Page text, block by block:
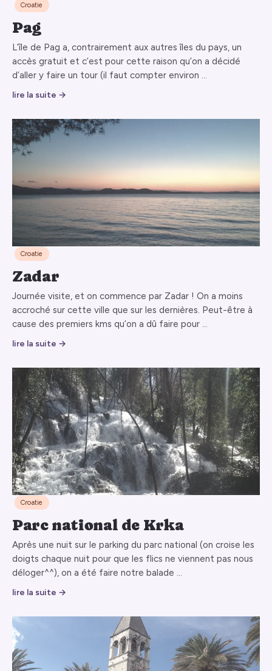
Croatie
Pag
L’île de Pag a, contrairement aux autres îles du pays, un
accès gratuit et c’est pour cette raison qu’on a décidé
d’aller y faire un tour (il faut compter environ …
lire la suite →
Croatie
Zadar
Journée visite, et on commence par Zadar ! On a moins
accroché sur cette ville que sur les dernières. Peut-être à
cause des premiers kms qu’on a dû faire pour …
lire la suite →
Croatie
Parc national de Krka
Après une nuit sur le parking du parc national (on croise les
doigts chaque nuit pour que les flics ne viennent pas nous
déloger^^), on a été faire notre balade …
lire la suite →